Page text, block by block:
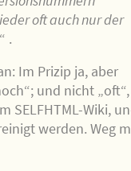
oft auch nur der
“ .
Im Prizip ja, aber
und nicht „oft“,
SELFHTML-Wiki,
werden. Weg